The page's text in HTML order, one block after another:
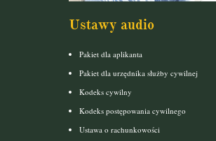
Ustawy audio
Pakiet dla aplikanta
Pakiet dla urzędnika służby cywilnej
Kodeks cywilny
Kodeks postępowania cywilnego
Ustawa o rachunkowości